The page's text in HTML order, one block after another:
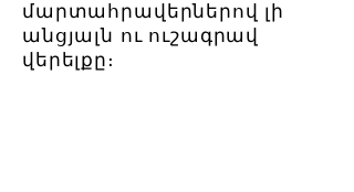
մարտահրավերներով լի
անցյալն ու ուշագրավ
վերելքը։